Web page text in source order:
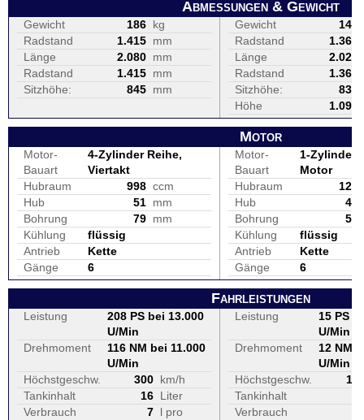
Abmessungen & Gewicht
Gewicht 186 kg
Radstand
1.415 mm
Länge
2.080 mm
Radstand
1.415 mm
Sitzhöhe:
845 mm
Gewicht
143
Radstand
1.367
Länge
2.029
Radstand
1.367
Sitzhöhe:
830
Höhe
1.090
Motor
Motor-
Bauart
4-Zylinder Reihe,
Viertakt
Hubraum
998 ccm
Hub
51 mm
Bohrung
79 mm
Kühlung
flüssig
Antrieb
Kette
Gänge
6
Motor-
Bauart
1-Zylinder,
Motor
Hubraum
125
Hub
47
Bohrung
58
Kühlung
flüssig
Antrieb
Kette
Gänge
6
Fahrleistungen
Leistung
208 PS bei 13.000
U/Min
Drehmoment
116 NM bei 11.000
U/Min
Höchstgeschw.
300 km/h
Tankinhalt
16 Liter
Verbrauch
7 l pro
Leistung
15 PS
U/Min
Drehmoment
12 NM
U/Min
Höchstgeschw.
115
Tankinhalt
Verbrauch